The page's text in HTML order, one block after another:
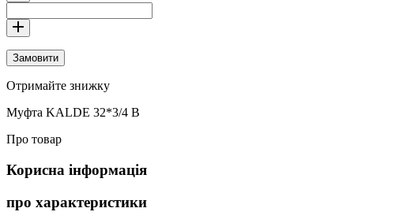
Замовити
Отримайте знижку
Муфта KALDE 32*3/4 В
Про товар
Корисна інформація
про характеристики